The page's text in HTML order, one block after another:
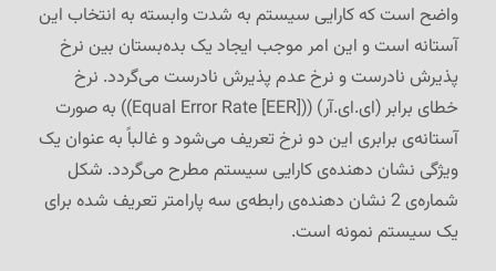
واضح است که کارایی سیستم به شدت وابسته به انتخاب این
آستانه است و این امر موجب ایجاد یک بده‌بستان بین نرخ
پذیرش نادرست و نرخ عدم پذیرش نادرست می‌گردد. نرخ
خطای برابر (ای.ای.آر) ((Equal Error Rate [EER])) به صورت
آستانه‌ی برابری این دو نرخ تعریف می‌شود و غالباً به عنوان یک
ویژگی نشان دهنده‌ی کارایی سیستم مطرح می‌گردد. شکل
شماره‌ی 2 نشان دهنده‌ی رابطه‌ی سه پارامتر تعریف شده برای
یک سیستم نمونه است.